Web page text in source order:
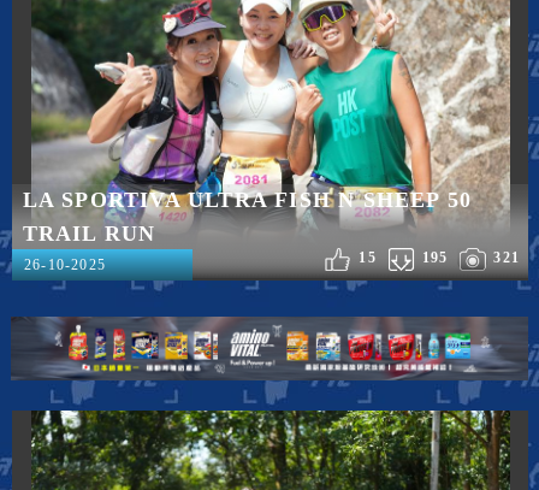
LA SPORTIVA ULTRA FISH N SHEEP 50
TRAIL RUN
321
195
15
26-10-2025